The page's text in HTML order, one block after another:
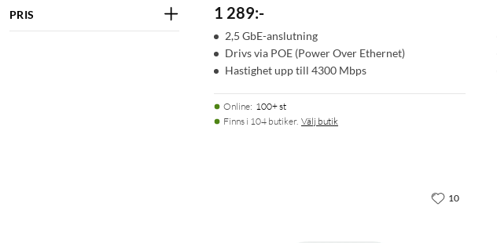
PRIS 1 289:-
2,5 GbE-anslutning
Drivs via POE (Power Over Ethernet)
Hastighet upp till 4300 Mbps
Online: 100+ st
Finns i 104 butiker. Välj butik
10